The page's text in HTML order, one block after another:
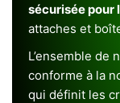
sécurisée pour
attaches et
L’ensemble de
conforme à la
qui définit les